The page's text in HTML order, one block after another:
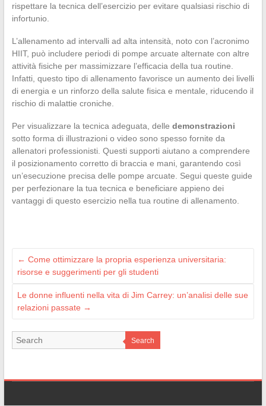
rispettare la tecnica dell’esercizio per evitare qualsiasi rischio di
infortunio.
L’allenamento ad intervalli ad alta intensità, noto con l’acronimo
HIIT, può includere periodi di pompe arcuate alternate con altre
attività fisiche per massimizzare l’efficacia della tua routine.
Infatti, questo tipo di allenamento favorisce un aumento dei livelli
di energia e un rinforzo della salute fisica e mentale, riducendo il
rischio di malattie croniche.
Per visualizzare la tecnica adeguata, delle demonstrazioni
sotto forma di illustrazioni o video sono spesso fornite da
allenatori professionisti. Questi supporti aiutano a comprendere
il posizionamento corretto di braccia e mani, garantendo così
un’esecuzione precisa delle pompe arcuate. Segui queste guide
per perfezionare la tua tecnica e beneficiare appieno dei
vantaggi di questo esercizio nella tua routine di allenamento.
← Come ottimizzare la propria esperienza universitaria:
risorse e suggerimenti per gli studenti
Le donne influenti nella vita di Jim Carrey: un’analisi delle sue
relazioni passate →
Search